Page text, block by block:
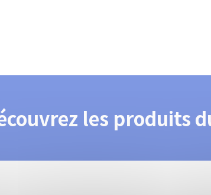
les produits